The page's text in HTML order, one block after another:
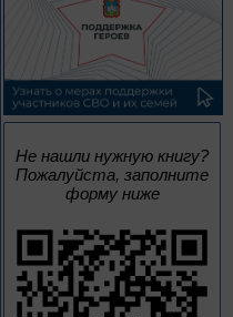
Не нашли нужную книгу?
Пожалуйста, заполните
форму ниже